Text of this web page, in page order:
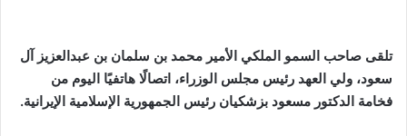
تلقى صاحب السمو الملكي الأمير محمد بن سلمان بن عبدالعزيز آل
سعود، ولي العهد رئيس مجلس الوزراء، اتصالًا هاتفيًا اليوم من
فخامة الدكتور مسعود بزشكيان رئيس الجمهورية الإسلامية الإيرانية.